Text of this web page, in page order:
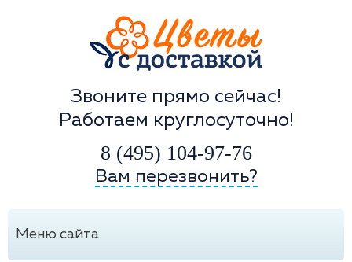
Звоните прямо сейчас!
Работаем круглосуточно!
8 (495) 104-97-76
Вам перезвонить?
Меню сайта